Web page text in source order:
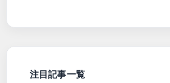
注目記事一覧